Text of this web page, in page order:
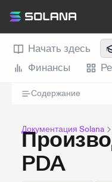
Начать здесь
Финансы
Содержание
Документация Solana
PDA